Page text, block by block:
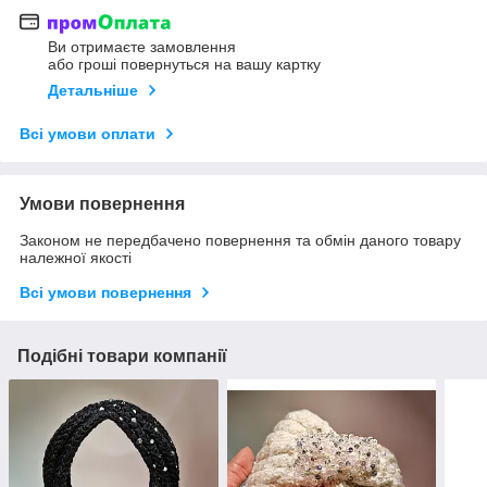
Ви отримаєте замовлення
або гроші повернуться на вашу картку
Детальніше
Всі умови оплати
Умови повернення
Законом не передбачено повернення та обмін даного товару
належної якості
Всі умови повернення
Подібні товари компанії